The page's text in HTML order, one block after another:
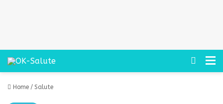
Cerca
Home / Salute